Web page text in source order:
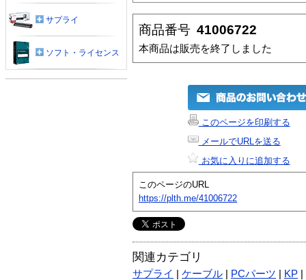
商品番号 41006722
本商品は販売を終了しました
このページを印刷する
メールでURLを送る
お気に入りに追加する
このページのURL
https://plth.me/41006722
関連カテゴリ
サプライ ケーブル PCパーツ KP
サプライ
ソフト・ライセンス